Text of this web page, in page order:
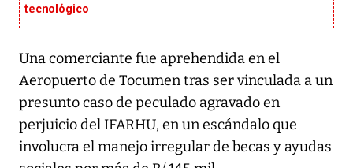
tecnológico
Una comerciante fue aprehendida en el
Aeropuerto de Tocumen tras ser vinculada a un
presunto caso de peculado agravado en
perjuicio del IFARHU, en un escándalo que
involucra el manejo irregular de becas y ayudas